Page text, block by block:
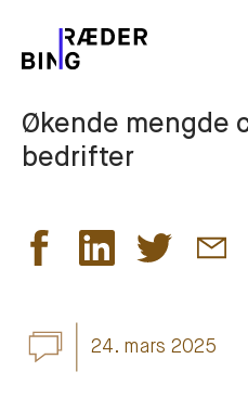
Økende mengde
bedrifter
24. mars 2025